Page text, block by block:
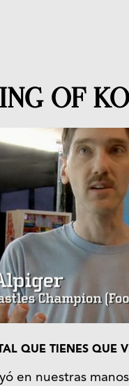
OF
QUE TIENES QUE
en nuestras